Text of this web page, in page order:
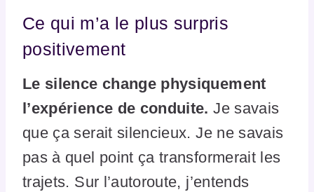
Ce qui m’a le plus surpris
positivement
Le silence change physiquement
l’expérience de conduite. Je savais
que ça serait silencieux. Je ne savais
pas à quel point ça transformerait les
trajets. Sur l’autoroute, j’entends